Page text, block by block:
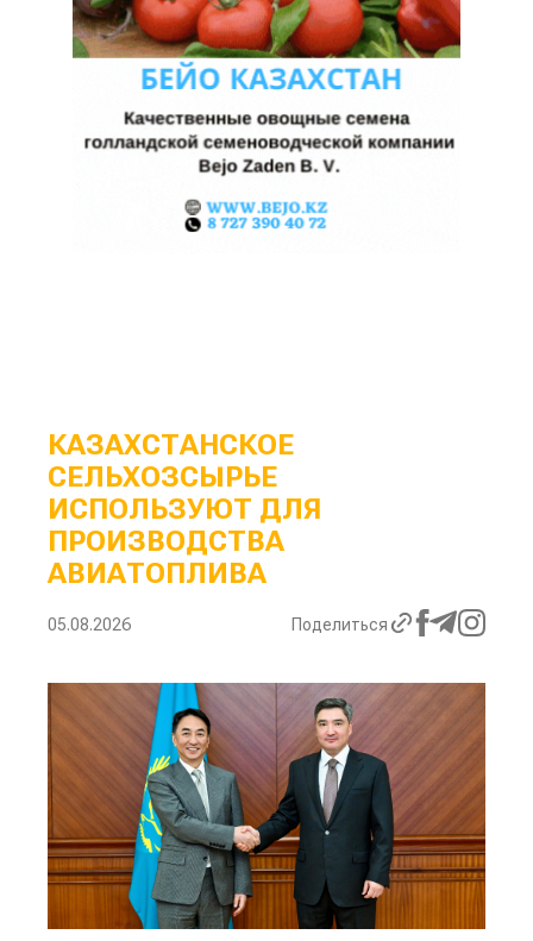
КАЗАХСТАНСКОЕ
СЕЛЬХОЗСЫРЬЕ
ИСПОЛЬЗУЮТ ДЛЯ
ПРОИЗВОДСТВА
АВИАТОПЛИВА
05.08.2026 Поделиться